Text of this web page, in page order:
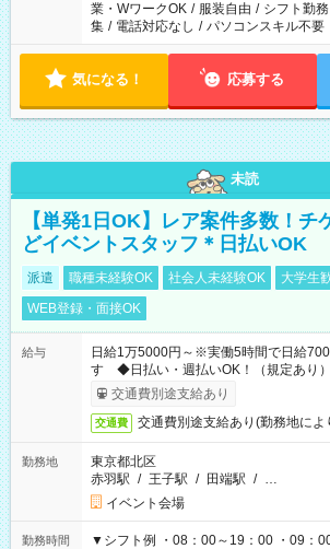
業・WワークOK / 服装自由 / シフト勤務
集 / 電話対応なし / パソコンスキル不要
気になる！ 応募する
未読
【単発1日OK】レア案件多数！チ
どイベントスタッフ＊日払いOK
派遣 職種未経験OK 社会人未経験OK 大学生
WEB登録・面接OK
給与
日給1万5000円～※実働5時間で日給
す ◆日払い・週払いOK！（規定あり
も異なります
交通費別途支給あり
交通費 交通費別途支給あり(勤務地によ
勤務地
東京都北区
赤羽駅 / 王子駅 / 田端駅 / …
イベント会場
勤務時間 ▼シフト例 ・08：00～19：00 ・09：